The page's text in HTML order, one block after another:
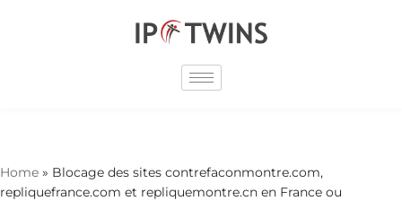
Home » Blocage des sites contrefaconmontre.com,
repliquefrance.com et repliquemontre.cn en France ou